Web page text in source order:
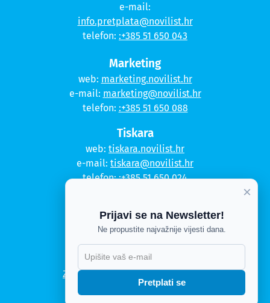
e-mail:
info.pretplata@novilist.hr
telefon: :+385 51 650 043
Marketing
web: marketing.novilist.hr
e-mail: marketing@novilist.hr
telefon: :+385 51 650 088
Tiskara
web: tiskara.novilist.hr
e-mail: tiskara@novilist.hr
telefon::+385 51 650 024
Kontakt
Politika privatnosti
Politika kolačića
Zahtjev za pristup informacijama
Impressum
×
Prijavi se na Newsletter!
Ne propustite najvažnije vijesti dana.
Pretplati se